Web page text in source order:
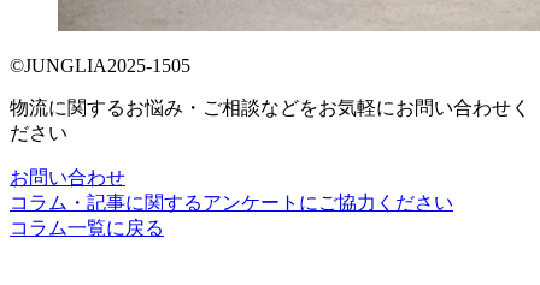
©JUNGLIA2025-1505
物流に関するお悩み・ご相談などをお気軽にお問い合わせく
ださい
お問い合わせ
コラム・記事に関するアンケートにご協力ください
コラム一覧に戻る